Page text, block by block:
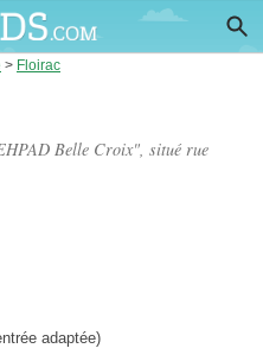
> Floirac
Belle Croix", situé rue
adaptée)